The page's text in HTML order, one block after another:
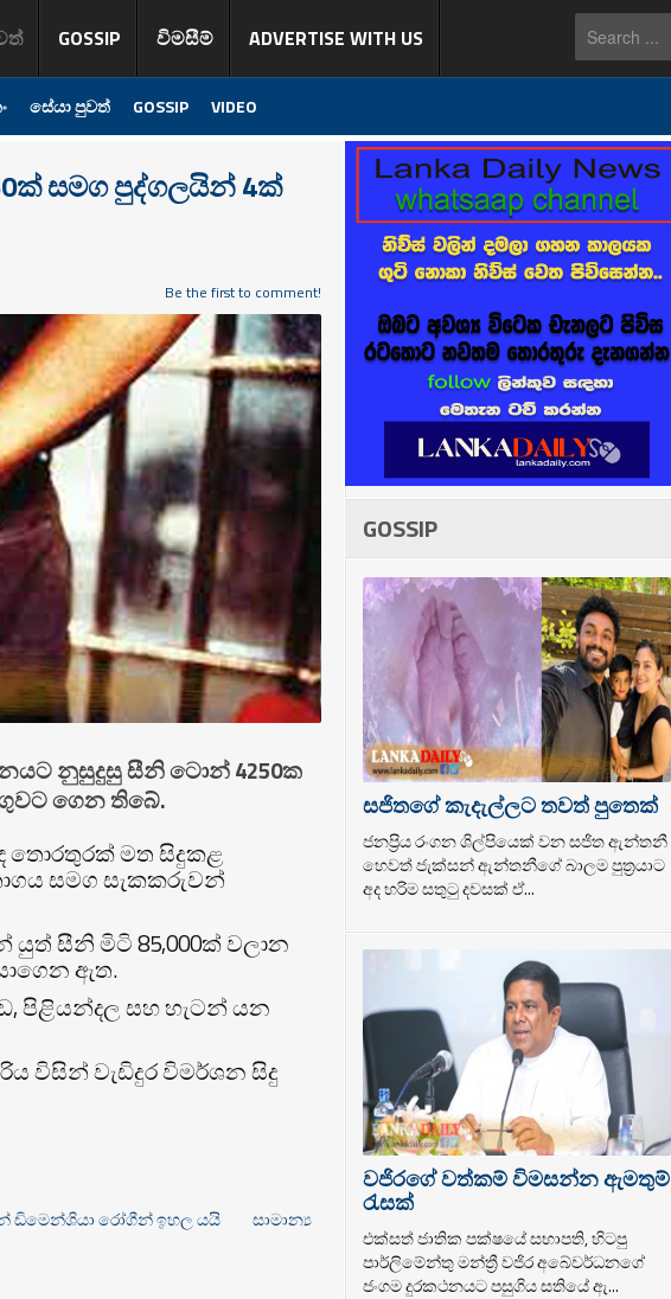
GOSSIP විමසීම් ADVERTISE WITH US
සේයා පුවත් GOSSIP VIDEO
සමග පුද්ගලයින් 4ක්
Be the first to comment!
නුසුදුසු සීනි ටොන් 4250ක
ගෙන තිබේ.
තොරතුරක් මත සිදුකළ
සමග සැකකරුවන්
සීනි මිටි 85,000ක් වලාන
ඇත.
පිළියන්දල සහ හැටන් යන
විසින් වැඩිදුර විමර්ශන සිදු
ඩිමෙන්ශියා රෝගීන් ඉහල යයි
සාමාන්‍ය
GOSSIP
සජිතගේ කැදැල්ලට තවත් පුතෙක්
ජනප්‍රිය රංගන ශිල්පියෙක් වන සජිත ඇන්තනී
හෙවත් ජැක්සන් ඇන්තනීගේ බාලම පුත්‍රයාට
අද හරිම සතුටු දවසක් ඒ...
වජිරගේ වත්කම් විමසන්න ඇමතුම්
රැසක්
එක්සත් ජාතික පක්ෂයේ සභාපති, හිටපු
පාර්ලිමේන්තු මන්ත්‍රී වජිර අබේවර්ධනගේ
ජංගම දුරකථනයට පසුගිය සතියේ ඇ...